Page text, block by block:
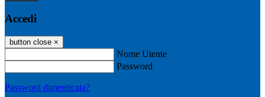
Accedi
button close ×
Nome Utente
Password
Password dimenticata?